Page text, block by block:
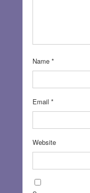
Name *
Email *
Website